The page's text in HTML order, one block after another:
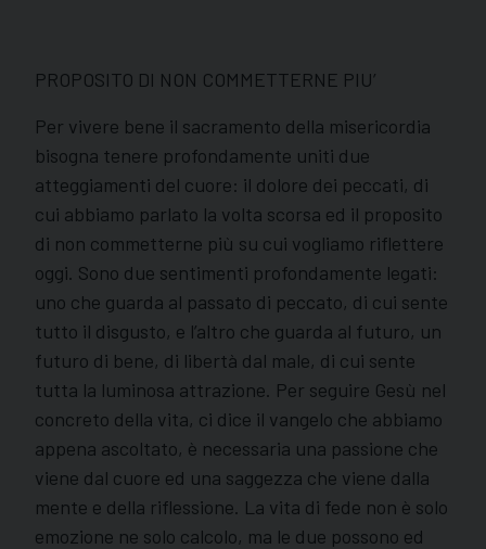
PROPOSITO DI NON COMMETTERNE PIU’
Per vivere bene il sacramento della misericordia
bisogna tenere profondamente uniti due
atteggiamenti del cuore: il dolore dei peccati, di
cui abbiamo parlato la volta scorsa ed il proposito
di non commetterne più su cui vogliamo riflettere
oggi. Sono due sentimenti profondamente legati:
uno che guarda al passato di peccato, di cui sente
tutto il disgusto, e l’altro che guarda al futuro, un
futuro di bene, di libertà dal male, di cui sente
tutta la luminosa attrazione. Per seguire Gesù nel
concreto della vita, ci dice il vangelo che abbiamo
appena ascoltato, è necessaria una passione che
viene dal cuore ed una saggezza che viene dalla
mente e della riflessione. La vita di fede non è solo
emozione ne solo calcolo, ma le due possono ed